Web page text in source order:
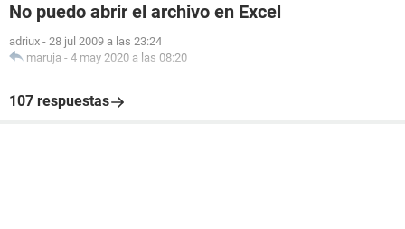
No puedo abrir el archivo en Excel
adriux - 28 jul 2009 a las 23:24
maruja - 4 may 2020 a las 08:20
107 respuestas